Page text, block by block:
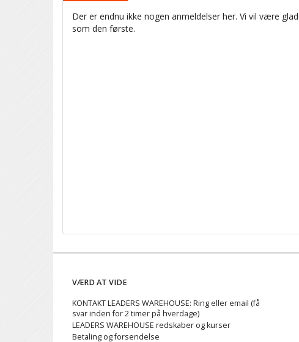
Der er endnu ikke nogen anmeldelser her. Vi vil være
som den første.
VÆRD AT VIDE
KONTAKT LEADERS WAREHOUSE: Ring eller email (få
svar inden for 2 timer på hverdage)
LEADERS WAREHOUSE redskaber og kurser
Betaling og forsendelse